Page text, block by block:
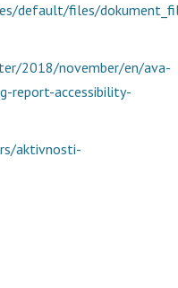
default/files/
2018/november/en/ava-
report-accessibility-
aktivnosti-